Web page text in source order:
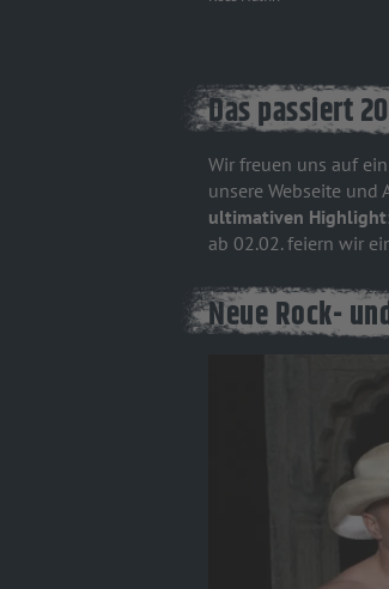
Das passiert
Wir freuen uns auf
unsere Webseite
ultimativen
ab 02.02. feiern wir
Neue Rock-